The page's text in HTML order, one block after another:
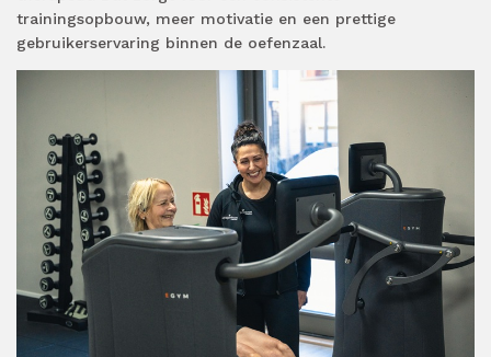
trainingsopbouw, meer motivatie en een prettige
gebruikerservaring binnen de oefenzaal.